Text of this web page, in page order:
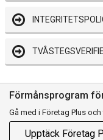
Förmånsprogram
Gå med i Företag Plus
Upptäck Företag